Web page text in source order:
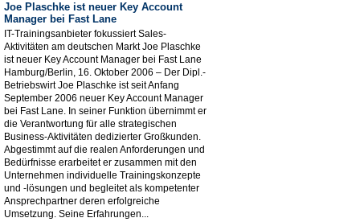
Joe Plaschke ist neuer Key Account
Manager bei Fast Lane
IT-Trainingsanbieter fokussiert Sales-
Aktivitäten am deutschen Markt Joe Plaschke
ist neuer Key Account Manager bei Fast Lane
Hamburg/Berlin, 16. Oktober 2006 – Der Dipl.-
Betriebswirt Joe Plaschke ist seit Anfang
September 2006 neuer Key Account Manager
bei Fast Lane. In seiner Funktion übernimmt er
die Verantwortung für alle strategischen
Business-Aktivitäten dedizierter Großkunden.
Abgestimmt auf die realen Anforderungen und
Bedürfnisse erarbeitet er zusammen mit den
Unternehmen individuelle Trainingskonzepte
und -lösungen und begleitet als kompetenter
Ansprechpartner deren erfolgreiche
Umsetzung. Seine Erfahrungen...